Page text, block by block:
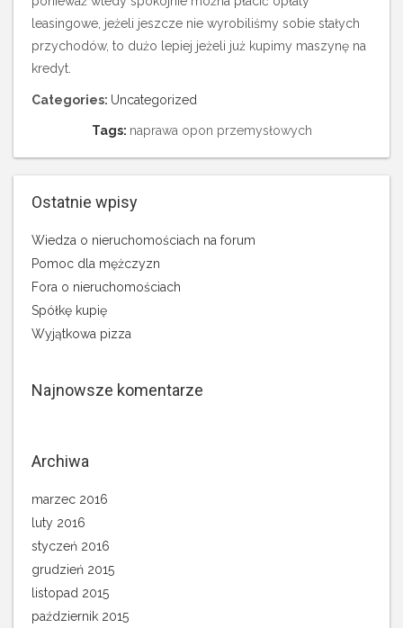
leasingowe, jeżeli jeszcze nie wyrobiliśmy sobie stałych
przychodów, to dużo lepiej jeżeli już kupimy maszynę na
kredyt.
Categories: Uncategorized
Tags: naprawa opon przemysłowych
Ostatnie wpisy
Wiedza o nieruchomościach na forum
Pomoc dla mężczyzn
Fora o nieruchomościach
Spółkę kupię
Wyjątkowa pizza
Najnowsze komentarze
Archiwa
marzec 2016
luty 2016
styczeń 2016
grudzień 2015
listopad 2015
październik 2015